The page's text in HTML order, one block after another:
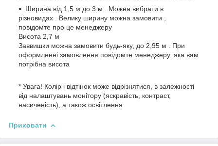
Ширина від 1,5 м до 3 м . Можна вибрати в
різновидах . Велику ширину можна замовити ,
повідомте про це менеджеру
Висота 2,7 м
Заввишки можна замовити будь-яку, до 2,95 м . При
оформленні замовлення повідомте менеджеру, яка вам
потрібна висота
* Увага! Колір і відтінок може відрізнятися, в залежності
від налаштувань монітору (яскравість, контраст,
насиченість), а також освітлення
Приховати